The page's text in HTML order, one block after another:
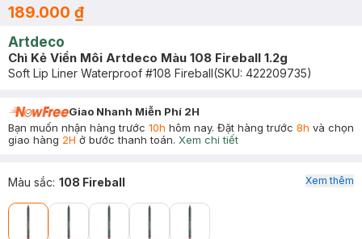
189.000 ₫
Artdeco
Chì Kẻ Viền Môi Artdeco Màu 108 Fireball 1.2g
Soft Lip Liner Waterproof #108 Fireball(SKU: 422209735)
Giao Nhanh Miễn Phí 2H
Bạn muốn nhận hàng trước 10h hôm nay. Đặt hàng trước 8h và chọn
giao hàng 2H ở bước thanh toán. Xem chi tiết
Màu sắc: 108 Fireball Xem thêm